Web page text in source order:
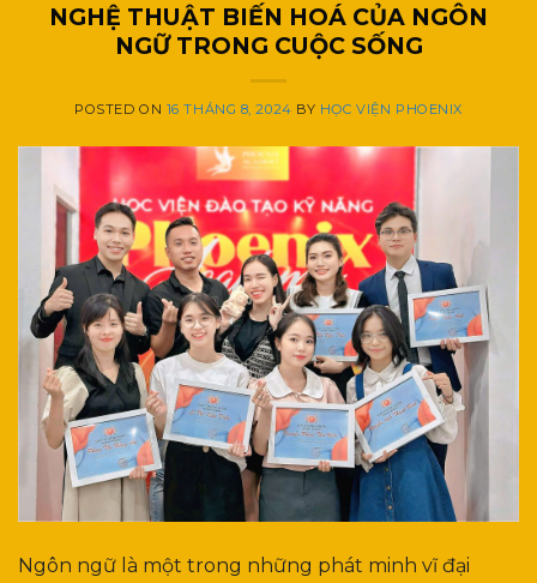
NGHỆ THUẬT BIẾN HOÁ CỦA NGÔN
NGỮ TRONG CUỘC SỐNG
POSTED ON 16 THÁNG 8, 2024 BY HỌC VIỆN PHOENIX
Ngôn ngữ là một trong những phát minh vĩ đại